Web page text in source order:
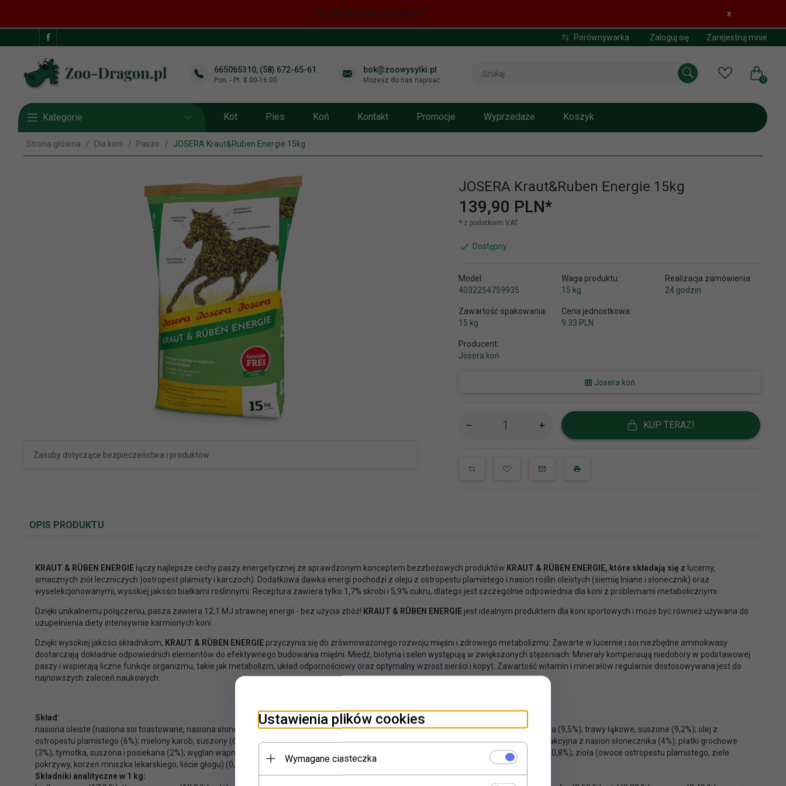
Strona korzysta z Cookies! x
Porównywarka Zaloguj się Zarejestruj mnie
665065310, (58) 672-65-61
Pon. - Pt. 8.00-16.00
bok@zoowysylki.pl
Możesz do nas napisać
Szukaj...
0
Kategorie Kot Pies Koń Kontakt Promocje Wyprzedaże Koszyk
Strona główna Dla koni Pasze JOSERA Kraut&Ruben Energie 15kg
Zasoby dotyczące bezpieczeństwa i produktów
JOSERA Kraut&Ruben Energie 15kg
139,90 PLN*
* z podatkiem VAT
Dostępny
Model:
4032254759935
Waga produktu:
15 kg
Realizacja zamówienia:
24 godzin
Zawartość opakowania:
15 kg
Cena jednostkowa:
9.33 PLN
Producent:
Josera koń
Josera koń
KUP TERAZ!
OPIS PRODUKTU
KRAUT & RÜBEN ENERGIEłączy najlepsze cechy paszy energetycznej ze sprawdzonym konceptem bezzbożowych produktów KRAUT & RÜBEN ENERGIE, które składają się z lucerny,
smacznych ziół leczniczych )ostropest plamisty i karczoch). Dodatkowa dawka energi pochodzi z oleju z ostropestu plamistego i nasion roślin oleistych (siemię lniane i słonecznik) oraz
wyselekcjonowanymi, wysokiej jakości białkami roślinnymi. Receptura zawiera tylko 1,7% skrobi i 5,9% cukru, dlatego jest szczególnie odpowiednia dla koni z problemami metabolicznymi.
Dzięki unikalnemu połączeniu, pasza zawiera 12,1 MJ strawnej energii - bez użycia zbóż! KRAUT & RÜBEN ENERGIE jest idealnym produktem dla koni sportowych i może być również używana do
uzupełnienia diety intensywnie karmionych koni.
Dzięki wysokiej jakości składnikom, KRAUT & RÜBEN ENERGIE przyczynia się do zrównoważonego rozwoju mięśni i zdrowego metabolizmu: Zawarte w lucernie i soi niezbędne aminokwasy
dostarczają dokładnie odpowiednich elementów do efektywnego budowania mięśni. Miedź, biotyna i selen występują w zwiększonych stężeniach. Minerały kompensują niedobory w podstawowej
paszy i wspierają liczne funkcje organizmu, takie jak metabolizm, układ odpornościowy oraz optymalny wzrost sierści i kopyt. Zawartość witamin i minerałów regularnie dostosowywana jest do
najnowszych zaleceń naukowych.
Skład:
nasiona oleiste (nasiona soi toastowane, nasiona słonecznika, siemię lniane) (22%); granulat z trawy i mączki zielonej (22%); miazga jabłkowa (9,5%); trawy łąkowe, suszone (9,2%); olej z
ostropestu plamistego (6%); mielony karob, suszony (6%); lucerna, suszona i pokrojona (5%); śruta poekstrakcyjna lniana (5%); śruta poekstrakcyjna z nasion słonecznika (4%); płatki grochowe
(3%); tymotka, suszona i posiekana (2%); węglan wapnia (1,7%); melasa (1%); fosforan wapniowo-sodowy (0,9%); suszone cząstki marchwi (0,8%); zioła (owoce ostropestu plamistego, ziele
pokrzywy, korzeń mniszka lekarskiego, liście głogu) (0,4%); tlenek magnezu (0,4%); chlorek sodu (0,3%); drożdże piwne (0,2%)
Składniki analityczne w 1 kg:
Ustawienia plików cookies
Wymagane ciasteczka